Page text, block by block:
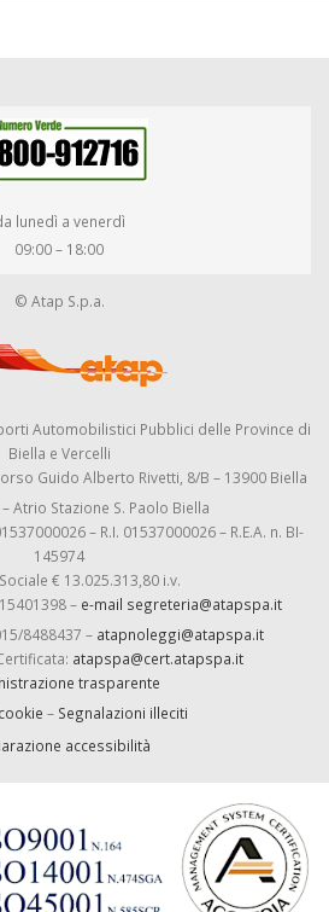
lunedì a venerdì
09:00 – 18:00
© Atap S.p.a.
Automobilistici Pubblici delle Province di
Biella e Vercelli
Guido Alberto Rivetti, 8/B – 13900 Biella
– Atrio Stazione S. Paolo Biella
– R.I. 01537000026 – R.E.A. n. BI-
145974
€ 13.025.313,80 i.v.
– e-mail segreteria@atapspa.it
8488437 – atapnoleggi@atapspa.it
atapspa@cert.atapspa.it
trasparente
– Segnalazioni illeciti
accessibilità